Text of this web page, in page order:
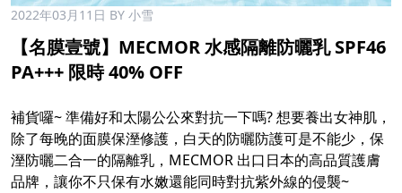
2022年03月11日 BY 小雪
【名膜壹號】MECMOR 水感隔離防曬乳 SPF46
PA+++ 限時 40% OFF
補貨囉~ 準備好和太陽公公來對抗一下嗎? 想要養出女神肌，
除了每晚的面膜保溼修護，白天的防曬防護可是不能少，保
溼防曬二合一的隔離乳，MECMOR 出口日本的高品質護膚
品牌，讓你不只保有水嫩還能同時對抗紫外線的侵襲~